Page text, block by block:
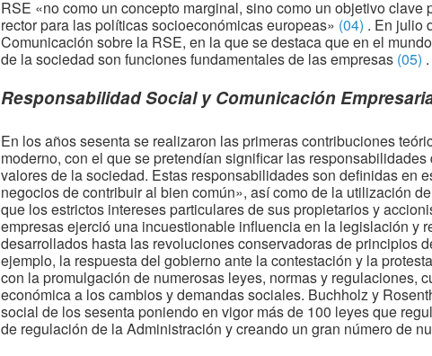
RSE «no como un concepto marginal, sino como un objetivo
rector para las políticas socioeconómicas europeas» (04) . En julio
Comunicación sobre la RSE, en la que se destaca que en el
de la sociedad son funciones fundamentales de las empresas (05) .
Responsabilidad Social y Comunicación
En los años sesenta se realizaron las primeras contribuciones
moderno, con el que se pretendían significar las
valores de la sociedad. Estas responsabilidades son definidas en
negocios de contribuir al bien común», así como de la utilización
que los estrictos intereses particulares de sus propietarios y
empresas ejerció una incuestionable influencia en la legislación y
desarrollados hasta las revoluciones conservadoras de principios
ejemplo, la respuesta del gobierno ante la contestación y la
con la promulgación de numerosas leyes, normas y regulaciones,
económica a los cambios y demandas sociales. Buchholz y
social de los sesenta poniendo en vigor más de 100 leyes que
de regulación de la Administración y creando un gran número de